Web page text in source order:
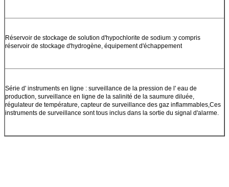
Réservoir de stockage de solution d'hypochlorite de sodium :y compris
réservoir de stockage d'hydrogène, équipement d'échappement
Série d' instruments en ligne : surveillance de la pression de l' eau de
production, surveillance en ligne de la salinité de la saumure diluée,
régulateur de température, capteur de surveillance des gaz inflammables,Ces
instruments de surveillance sont tous inclus dans la sortie du signal d'alarme.